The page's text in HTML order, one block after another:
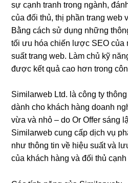
sự cạnh tranh trong ngành,
của đối thủ, thị phần trang web
Bằng cách sử dụng những
tối ưu hóa chiến lược SEO của
suất trang web. Làm chủ kỹ
được kết quả cao hơn trong
Similarweb Ltd. là công ty
dành cho khách hàng doanh
vừa và nhỏ – do Or Offer sáng
Similarweb cung cấp dịch vụ
như thông tin về hiệu suất và
của khách hàng và đối thủ cạnh